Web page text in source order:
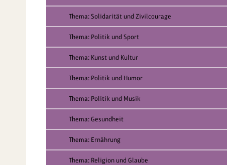
Thema: Solidarität und Zivilcourage
Thema: Politik und Sport
Thema: Kunst und Kultur
Thema: Politik und Humor
Thema: Politik und Musik
Thema: Gesundheit
Thema: Ernährung
Thema: Religion und Glaube